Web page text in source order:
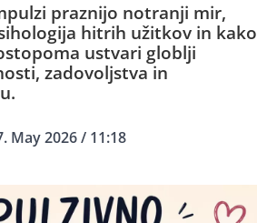
praznijo notranji mir,
hitrih užitkov in kako
ustvari globlji
zadovoljstva in
May 2026 / 11:18